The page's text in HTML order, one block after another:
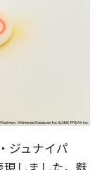
ジュナイパ